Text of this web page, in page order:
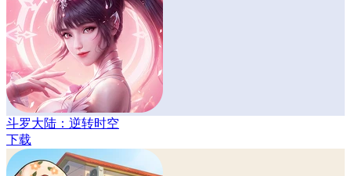
斗罗大陆：逆转时空
下载